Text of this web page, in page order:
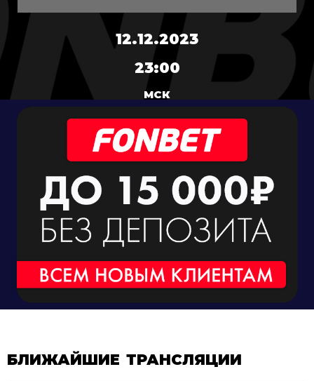
12.12.2023
23:00
МСК
БЛИЖАЙШИЕ ТРАНСЛЯЦИИ